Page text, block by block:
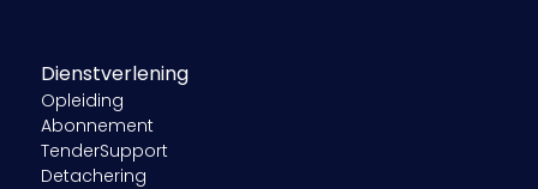
Dienstverlening
Opleiding
Abonnement
TenderSupport
Detachering